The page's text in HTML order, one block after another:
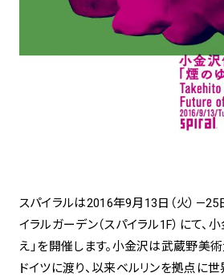
naila 大宮そごう
Spiral Rendezvous Others3
spiral
松坂屋
MoN
スパイラルは2016年9月13日（火）—25
イラルガーデン（スパイラル1F）にて、
え」を開催します。小金沢は武蔵野美
ドイツに渡り、以来ベルリンを拠点に